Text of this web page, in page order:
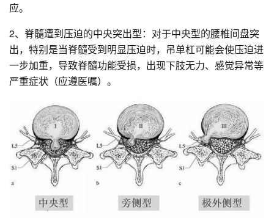
应。
2、脊髓遭到压迫的中央突出型：对于中央型的腰椎间盘突
出，特别是当脊髓受到明显压迫时，吊单杠可能会使压迫进
一步加重，导致脊髓功能受损，出现下肢无力、感觉异常等
严重症状（应遵医嘱）。